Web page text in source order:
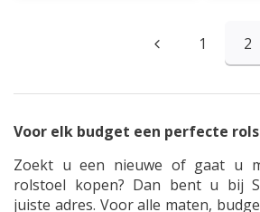
1 2
Voor elk budget een perfecte
Zoekt u een nieuwe of gaat u
rolstoel kopen? Dan bent u bij
juiste adres. Voor alle maten,